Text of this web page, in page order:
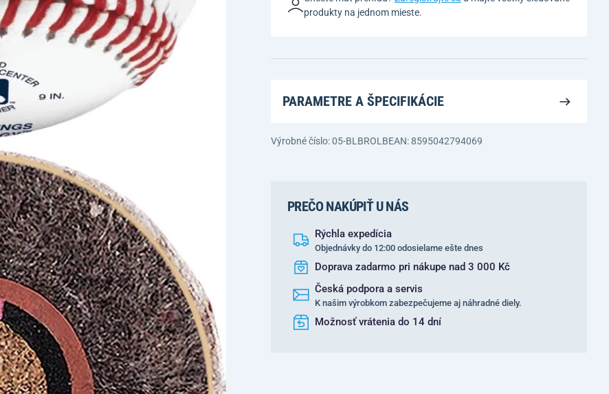
produkty na jednom mieste.
PARAMETRE A ŠPECIFIKÁCIE
Výrobné číslo: 05-BLBROLBEAN: 8595042794069
PREČO NAKÚPIŤ U NÁS
Rýchla expedícia
Objednávky do 12:00 odosielame ešte dnes
Doprava zadarmo pri nákupe nad 3 000 Kč
Česká podpora a servis
K našim výrobkom zabezpečujeme aj náhradné diely.
Možnosť vrátenia do 14 dní